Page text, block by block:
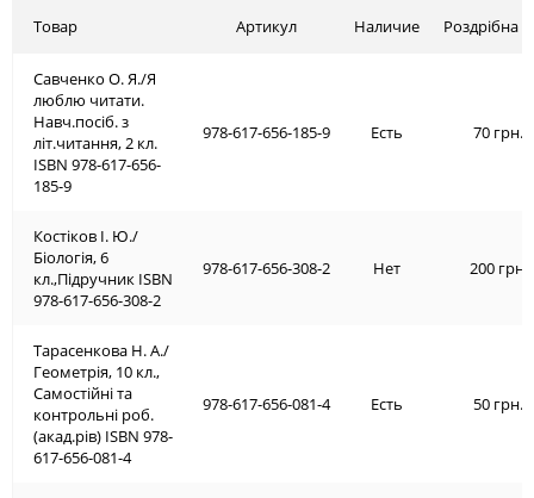
Товар
Савченко О. Я./Я
люблю читати.
Навч.посіб. з
літ.читання, 2 кл.
ISBN 978-617-656-
185-9
Костіков І. Ю./
Біологія, 6
кл.,Підручник ISBN
978-617-656-308-2
Тарасенкова Н. А./
Геометрія, 10 кл.,
Самостійні та
контрольні роб.
(акад.рів) ISBN 978-
617-656-081-4
Артикул Наличие Роздрібна
978-617-656-185-9 Есть 70 грн.
978-617-656-308-2 Нет 200 грн.
978-617-656-081-4 Есть 50 грн.